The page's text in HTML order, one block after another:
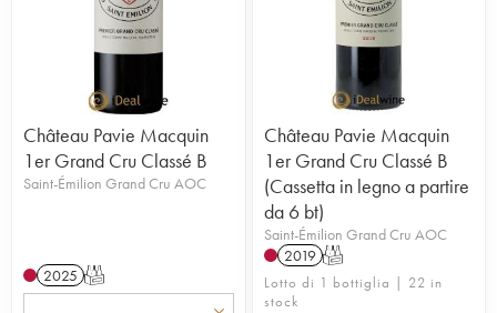
Château Pavie Macquin
1er Grand Cru Classé B
Saint-Émilion Grand Cru AOC
2025 T
Château Pavie Macquin
1er Grand Cru Classé B
(Cassetta in legno a partire
da 6 bt)
Saint-Émilion Grand Cru AOC
2019 T
Lotto di 1 bottiglia | 22 in
stock